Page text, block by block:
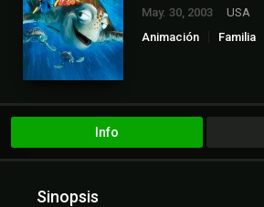
May. 30, 2003 USA
Animación
Familia
Info
Sinopsis